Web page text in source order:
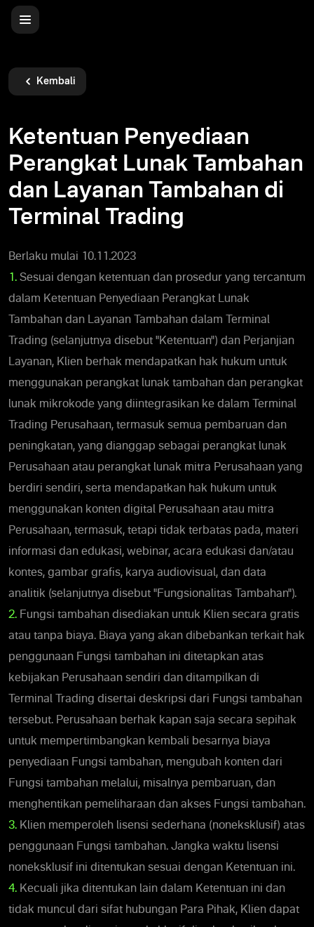
Kembali
Ketentuan Penyediaan
Perangkat Lunak Tambahan
dan Layanan Tambahan di
Terminal Trading
Berlaku mulai 10.11.2023
1. Sesuai dengan ketentuan dan prosedur yang tercantum
dalam Ketentuan Penyediaan Perangkat Lunak
Tambahan dan Layanan Tambahan dalam Terminal
Trading (selanjutnya disebut "Ketentuan") dan Perjanjian
Layanan, Klien berhak mendapatkan hak hukum untuk
menggunakan perangkat lunak tambahan dan perangkat
lunak mikrokode yang diintegrasikan ke dalam Terminal
Trading Perusahaan, termasuk semua pembaruan dan
peningkatan, yang dianggap sebagai perangkat lunak
Perusahaan atau perangkat lunak mitra Perusahaan yang
berdiri sendiri, serta mendapatkan hak hukum untuk
menggunakan konten digital Perusahaan atau mitra
Perusahaan, termasuk, tetapi tidak terbatas pada, materi
informasi dan edukasi, webinar, acara edukasi dan/atau
kontes, gambar grafis, karya audiovisual, dan data
analitik (selanjutnya disebut "Fungsionalitas Tambahan").
2. Fungsi tambahan disediakan untuk Klien secara gratis
atau tanpa biaya. Biaya yang akan dibebankan terkait hak
penggunaan Fungsi tambahan ini ditetapkan atas
kebijakan Perusahaan sendiri dan ditampilkan di
Terminal Trading disertai deskripsi dari Fungsi tambahan
tersebut. Perusahaan berhak kapan saja secara sepihak
untuk mempertimbangkan kembali besarnya biaya
penyediaan Fungsi tambahan, mengubah konten dari
Fungsi tambahan melalui, misalnya pembaruan, dan
menghentikan pemeliharaan dan akses Fungsi tambahan.
3. Klien memperoleh lisensi sederhana (noneksklusif) atas
penggunaan Fungsi tambahan. Jangka waktu lisensi
noneksklusif ini ditentukan sesuai dengan Ketentuan ini.
4. Kecuali jika ditentukan lain dalam Ketentuan ini dan
tidak muncul dari sifat hubungan Para Pihak, Klien dapat